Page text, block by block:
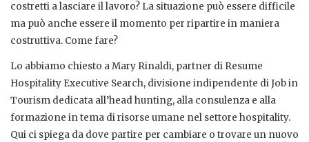
costretti a lasciare il lavoro? La situazione può essere difficile
ma può anche essere il momento per ripartire in maniera
costruttiva. Come fare?
Lo abbiamo chiesto a Mary Rinaldi, partner di Resume
Hospitality Executive Search, divisione indipendente di Job in
Tourism dedicata all’head hunting, alla consulenza e alla
formazione in tema di risorse umane nel settore hospitality.
Qui ci spiega da dove partire per cambiare o trovare un nuovo